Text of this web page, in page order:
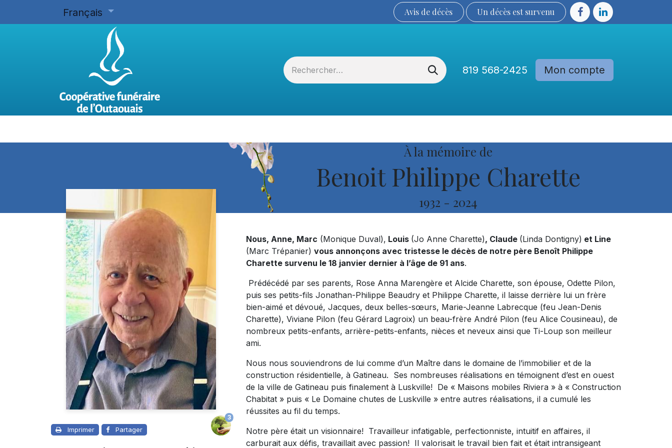
Français Avis de décès Un décès est sur​​​​​​​​ve​nu​​​​​​​​​​
819 568-2425 Mon compte
À la mémoire de
Benoit Philippe Charette
1932 - 2024
Imprimer Partager
3
Nous, Anne, Marc (Monique Duval), Louis (Jo Anne Charette), Claude (Linda Dontigny) et Line
(Marc Trépanier) vous annonçons avec tristesse le décès de notre père Benoît Philippe
Charette survenu le 18 janvier dernier à l’âge de 91 ans.
Prédécédé par ses parents, Rose Anna Marengère et Alcide Charette, son épouse, Odette Pilon,
puis ses petits-fils Jonathan-Philippe Beaudry et Philippe Charette, il laisse derrière lui un frère
bien-aimé et dévoué, Jacques, deux belles-sœurs, Marie-Jeanne Labrecque (feu Jean-Denis
Charette), Viviane Pilon (feu Gérard Lagroix) un beau-frère André Pilon (feu Alice Cousineau), de
nombreux petits-enfants, arrière-petits-enfants, nièces et neveux ainsi que Ti-Loup son meilleur
ami.
Nous nous souviendrons de lui comme d’un Maître dans le domaine de l’immobilier et de la
construction résidentielle, à Gatineau. Ses nombreuses réalisations en témoignent d’est en ouest
de la ville de Gatineau puis finalement à Luskville! De « Maisons mobiles Riviera » à « Construction
Chabitat » puis « Le Domaine chutes de Luskville » entre autres réalisations, il a cumulé les
réussites au fil du temps.
Notre père était un visionnaire! Travailleur infatigable, perfectionniste, intuitif en affaires, il
carburait aux défis, travaillait avec passion! Il valorisait le travail bien fait et était intransigeant